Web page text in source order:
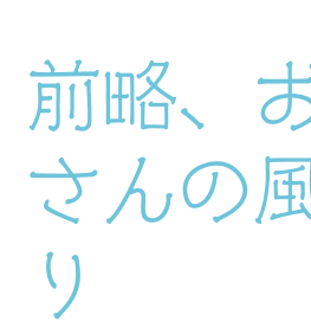
前略、
さんの
り